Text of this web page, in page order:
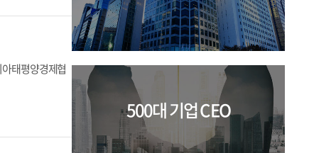
아태평양경제협
500대 기업 CEO